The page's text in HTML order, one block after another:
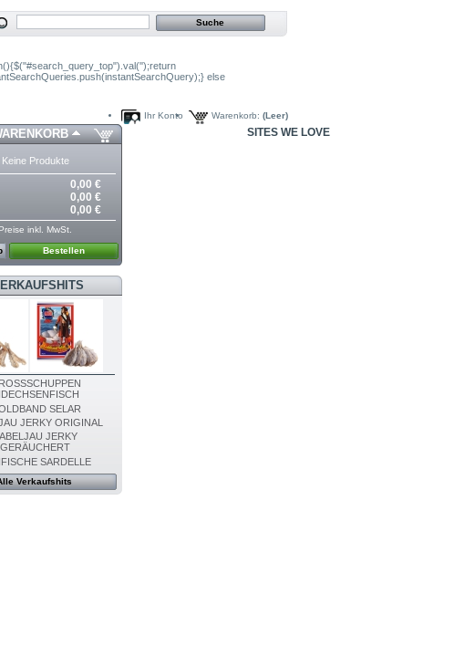
else
Warenkorb: (Leer)
Ihr Konto
Keine Produkte
0,00 €
0,00 €
0,00 €
Preise inkl. MwSt.
Bestellen
SELAR
JERKY ORIGINAL
JERKY
GERÄUCHERT
SARDELLE
Verkaufshits
SITES WE LOVE